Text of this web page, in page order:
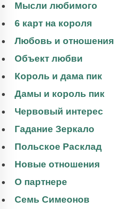
Мысли любимого
6 карт на короля
Любовь и отношения
Объект любви
Король и дама пик
Дамы и король пик
Червовый интерес
Гадание Зеркало
Польское Расклад
Новые отношения
О партнере
Семь Симеонов